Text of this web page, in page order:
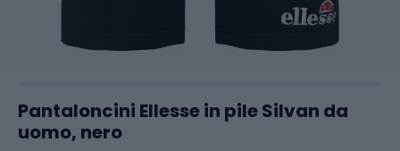
Pantaloncini Ellesse in pile Silvan da
uomo, nero